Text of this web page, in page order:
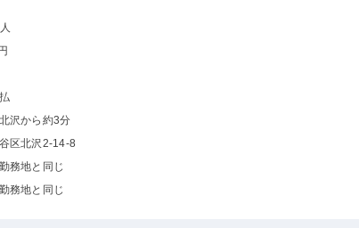
沢から約3分
区北沢2-14-8
務地と同じ
務地と同じ